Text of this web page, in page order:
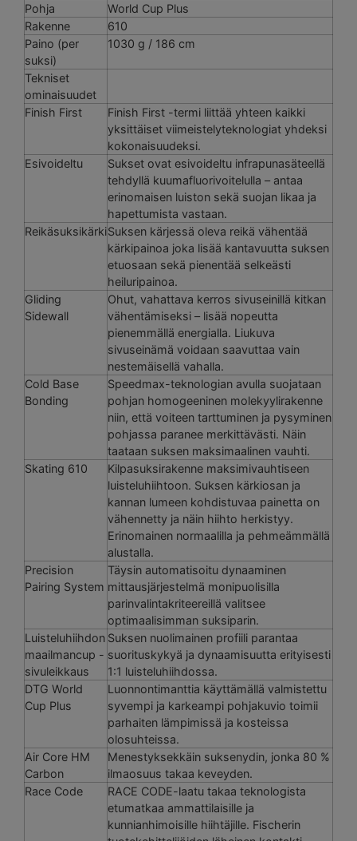
Pohja
World Cup Plus
Rakenne
610
Paino (per
suksi)
1030 g / 186 cm
Tekniset
ominaisuudet
Finish First
Finish First -termi liittää yhteen kaikki
yksittäiset viimeistelyteknologiat yhdeksi
kokonaisuudeksi.
Esivoideltu
Sukset ovat esivoideltu infrapunasäteellä
tehdyllä kuumafluorivoitelulla – antaa
erinomaisen luiston sekä suojan likaa ja
hapettumista vastaan.
ReikäsuksikärkiSuksen kärjessä oleva reikä vähentää
kärkipainoa joka lisää kantavuutta suksen
etuosaan sekä pienentää selkeästi
heiluripainoa.
Gliding
Sidewall
Ohut, vahattava kerros sivuseinillä kitkan
vähentämiseksi – lisää nopeutta
pienemmällä energialla. Liukuva
sivuseinämä voidaan saavuttaa vain
nestemäisellä vahalla.
Cold Base
Bonding
Speedmax-teknologian avulla suojataan
pohjan homogeeninen molekyylirakenne
niin, että voiteen tarttuminen ja pysyminen
pohjassa paranee merkittävästi. Näin
taataan suksen maksimaalinen vauhti.
Skating 610
Kilpasuksirakenne maksimivauhtiseen
luisteluhiihtoon. Suksen kärkiosan ja
kannan lumeen kohdistuvaa painetta on
vähennetty ja näin hiihto herkistyy.
Erinomainen normaalilla ja pehmeämmällä
alustalla.
Precision
Pairing System
Täysin automatisoitu dynaaminen
mittausjärjestelmä monipuolisilla
parinvalintakriteereillä valitsee
optimaalisimman suksiparin.
Luisteluhiihdon
maailmancup -
sivuleikkaus
Suksen nuolimainen profiili parantaa
suorituskykyä ja dynaamisuutta erityisesti
1:1 luisteluhiihdossa.
DTG World
Cup Plus
Luonnontimanttia käyttämällä valmistettu
syvempi ja karkeampi pohjakuvio toimii
parhaiten lämpimissä ja kosteissa
olosuhteissa.
Air Core HM
Carbon
Menestyksekkäin suksenydin, jonka 80 %
ilmaosuus takaa keveyden.
Race Code
RACE CODE-laatu takaa teknologista
etumatkaa ammattilaisille ja
kunnianhimoisille hiihtäjille. Fischerin